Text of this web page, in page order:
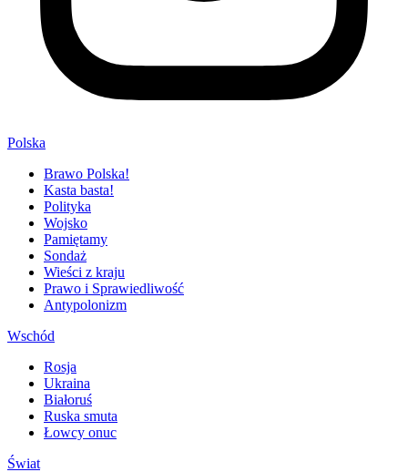
Polska
Brawo Polska!
Kasta basta!
Polityka
Wojsko
Pamiętamy
Sondaż
Wieści z kraju
Prawo i Sprawiedliwość
Antypolonizm
Wschód
Rosja
Ukraina
Białoruś
Ruska smuta
Łowcy onuc
Świat